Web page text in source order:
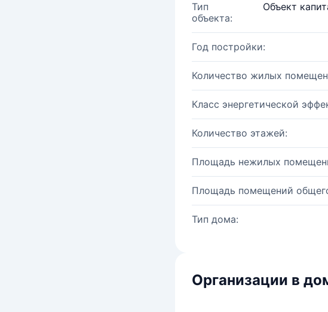
Тип
объекта:
Объект
Год постройки:
Количество жилых
Класс энергетической
Количество этажей:
Площадь нежилых
Площадь помещений
Тип дома:
Организации в